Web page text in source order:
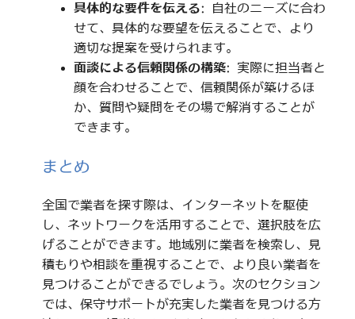
具体的な要件を伝える: 自社のニーズに合わ
せて、具体的な要望を伝えることで、より
適切な提案を受けられます。
面談による信頼関係の構築: 実際に担当者と
顔を合わせることで、信頼関係が築けるほ
か、質問や疑問をその場で解消することが
できます。
まとめ
全国で業者を探す際は、インターネットを駆使
し、ネットワークを活用することで、選択肢を広
げることができます。地域別に業者を検索し、見
積もりや相談を重視することで、より良い業者を
見つけることができるでしょう。次のセクション
では、保守サポートが充実した業者を見つける方